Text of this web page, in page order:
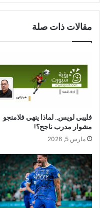
مقالات ذات صلة
فليبي لويس.. لماذا ينهي فلامنجو
مشوار مدرب ناجح؟!
مارس 5, 2026